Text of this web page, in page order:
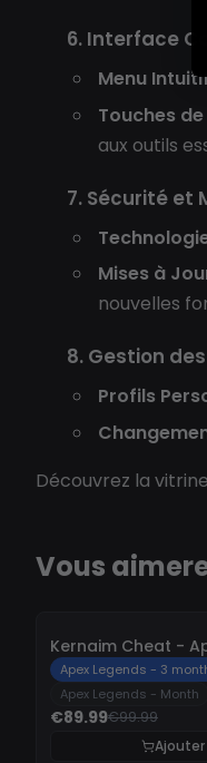
6. Interface
Menu Intuitif
Touches
aux outils
7. Sécurité et
Mises à
nouvelles
8. Gestion
Profils
Découvrez la
Vous
Kernaim Cheat -
Apex Legends - 3
Apex Legends - Month
€89.99€99.99